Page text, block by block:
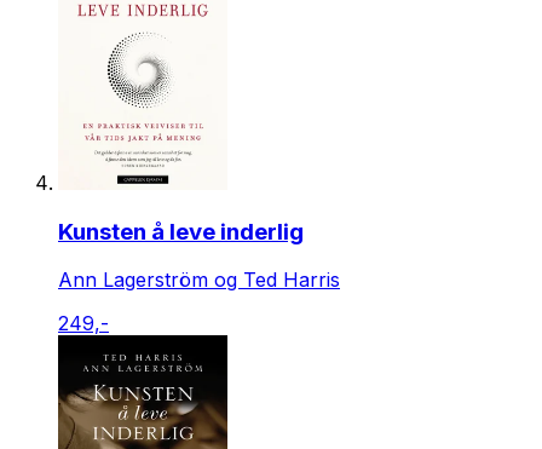
Kunsten å leve inderlig
Ann Lagerström og Ted Harris
249,-